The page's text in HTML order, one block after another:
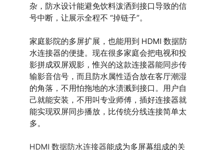
杂，防水设计能避免饮料泼洒到接口导致的信
号中断，让展示全程不 “掉链子”。
家庭影院的多屏扩展，也能用到 HDMI 数据防
水连接器的便捷。现在很多家庭会把电视和投
影拼成双屏观影，惟兴的这款连接器能同步传
输影音信号，而且防水属性适合放在客厅潮湿
的角落，不用怕拖地的水渍溅到接口。用户自
己就能安装，不用叫专业师傅，插好连接器就
能实现双屏同步播放，比传统分线连接简单太
多。
HDMI 数据防水连接器能成为多屏幕组成的关